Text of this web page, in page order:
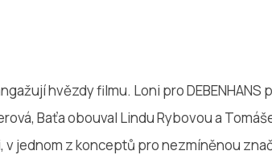
hvězdy filmu. Loni pro DEBENHANS
Baťa obouval Lindu Rybovou a
v jednom z konceptů pro nezmíněnou